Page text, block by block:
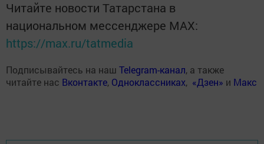
Читайте новости Татарстана в
национальном мессенджере MАХ:
https://max.ru/tatmedia
Подписывайтесь на наш Telegram-канал, а также
читайте нас Вконтакте, Одноклассниках, «Дзен» и Макс